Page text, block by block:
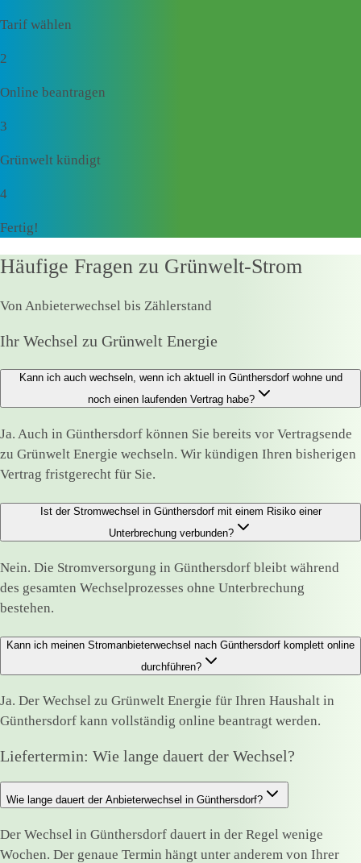
Tarif wählen
2
Online beantragen
3
Grünwelt kündigt
4
Fertig!
Häufige Fragen zu Grünwelt-Strom
Von Anbieterwechsel bis Zählerstand
Ihr Wechsel zu Grünwelt Energie
Kann ich auch wechseln, wenn ich aktuell in Günthersdorf wohne und
noch einen laufenden Vertrag habe?
Ja. Auch in Günthersdorf können Sie bereits vor Vertragsende
zu Grünwelt Energie wechseln. Wir kündigen Ihren bisherigen
Vertrag fristgerecht für Sie.
Ist der Stromwechsel in Günthersdorf mit einem Risiko einer
Unterbrechung verbunden?
Nein. Die Stromversorgung in Günthersdorf bleibt während
des gesamten Wechselprozesses ohne Unterbrechung
bestehen.
Kann ich meinen Stromanbieterwechsel nach Günthersdorf komplett online
durchführen?
Ja. Der Wechsel zu Grünwelt Energie für Ihren Haushalt in
Günthersdorf kann vollständig online beantragt werden.
Liefertermin: Wie lange dauert der Wechsel?
Wie lange dauert der Anbieterwechsel in Günthersdorf?
Der Wechsel in Günthersdorf dauert in der Regel wenige
Wochen. Der genaue Termin hängt unter anderem von Ihrer